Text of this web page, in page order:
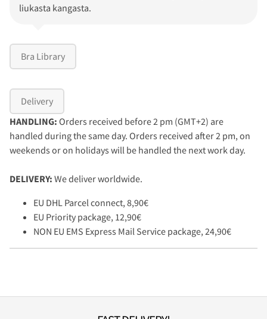
liukasta kangasta.
Bra Library
Delivery
HANDLING: Orders received before 2 pm (GMT+2) are
handled during the same day. Orders received after 2 pm, on
weekends or on holidays will be handled the next work day.
DELIVERY: We deliver worldwide.
EU DHL Parcel connect, 8,90€
EU Priority package, 12,90€
NON EU EMS Express Mail Service package, 24,90€